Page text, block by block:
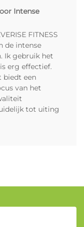
Intense
FITNESS
de intense
Ik gebruik het
erg effectief.
biedt een
van het
tot uiting